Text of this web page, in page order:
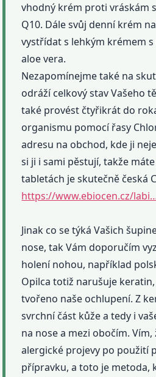
vhodný krém proti vráskám
Q10. Dále svůj denní krém
vystřídat s lehkým krémem
aloe vera.
Nezapomínejme také na
odráží celkový stav Vašeho
také provést čtyřikrát do
organismu pomocí řasy
adresu na obchod, kde ji
si ji i sami pěstují, takže
tabletách je skutečně česká
https://www.ebiocen.cz/
Jinak co se týká Vašich
nose, tak Vám doporučím
holení nohou, například
Opilca totiž narušuje
tvořeno naše ochlupení. Z
svrchní část kůže a tedy i
na nose a mezi obočím.
alergické projevy po použití
přípravku, a toto je metoda,